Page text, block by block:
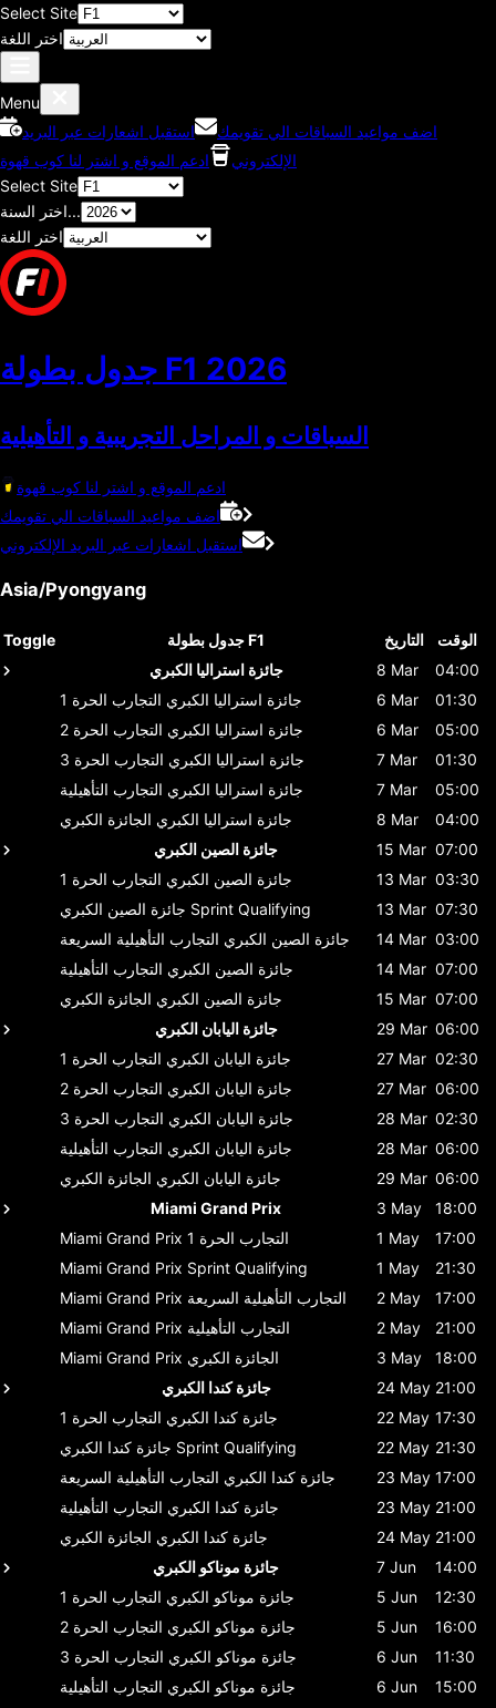
Select Site
اختر اللغة
Menu
اضف مواعيد السباقات الي تقويمك
استقبل اشعارات عبر البريد
الإلكتروني
ادعم الموقع و اشتر لنا كوب قهوة
Select Site
اختر السنة...
اختر اللغة
جدول بطولة F1 2026
السباقات و المراحل التجريبية و التأهيلية
ادعم الموقع و اشتر لنا كوب قهوة
اضف مواعيد السباقات الي تقويمك
استقبل اشعارات عبر البريد الإلكتروني
Asia/Pyongyang
Toggle جدول بطولة F1 التاريخ
الوقت
جائزة استراليا الكبري
8 Mar
04:00
جائزة استراليا الكبري التجارب الحرة 1 6 Mar
01:30
جائزة استراليا الكبري التجارب الحرة 2 6 Mar
05:00
جائزة استراليا الكبري التجارب الحرة 3 7 Mar
01:30
جائزة استراليا الكبري التجارب التأهيلية 7 Mar
05:00
جائزة استراليا الكبري الجائزة الكبري 8 Mar
04:00
جائزة الصين الكبري
15 Mar 07:00
جائزة الصين الكبري التجارب الحرة 1 13 Mar 03:30
جائزة الصين الكبري Sprint Qualifying 13 Mar 07:30
جائزة الصين الكبري التجارب التأهيلية السريعة 14 Mar 03:00
جائزة الصين الكبري التجارب التأهيلية 14 Mar 07:00
جائزة الصين الكبري الجائزة الكبري 15 Mar 07:00
جائزة اليابان الكبري
29 Mar 06:00
جائزة اليابان الكبري التجارب الحرة 1 27 Mar 02:30
جائزة اليابان الكبري التجارب الحرة 2 27 Mar 06:00
جائزة اليابان الكبري التجارب الحرة 3 28 Mar 02:30
جائزة اليابان الكبري التجارب التأهيلية 28 Mar 06:00
جائزة اليابان الكبري الجائزة الكبري 29 Mar 06:00
Miami Grand Prix
3 May
18:00
Miami Grand Prix
التجارب الحرة 1 1 May
17:00
Miami Grand Prix Sprint Qualifying 1 May
21:30
Miami Grand Prix التجارب التأهيلية السريعة 2 May
17:00
Miami Grand Prix التجارب التأهيلية 2 May
21:00
Miami Grand Prix الجائزة الكبري 3 May
18:00
جائزة كندا الكبري
24 May 21:00
جائزة كندا الكبري التجارب الحرة 1 22 May 17:30
جائزة كندا الكبري Sprint Qualifying 22 May 21:30
جائزة كندا الكبري التجارب التأهيلية السريعة 23 May 17:00
جائزة كندا الكبري التجارب التأهيلية 23 May 21:00
جائزة كندا الكبري الجائزة الكبري 24 May 21:00
جائزة موناكو الكبري
7 Jun
14:00
جائزة موناكو الكبري التجارب الحرة 1 5 Jun
12:30
جائزة موناكو الكبري التجارب الحرة 2 5 Jun
16:00
جائزة موناكو الكبري التجارب الحرة 3 6 Jun
11:30
جائزة موناكو الكبري التجارب التأهيلية 6 Jun
15:00